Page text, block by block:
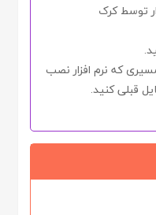
توسط کرک
که نرم افزار نصب
قبلی کنید.